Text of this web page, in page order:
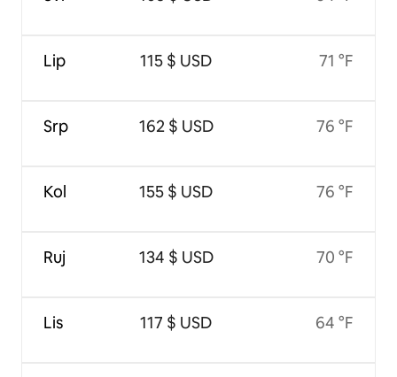
Lip
Srp
Kol
Ruj
Lis
115 $ USD
162 $ USD
155 $ USD
134 $ USD
117 $ USD
71 °F
76 °F
76 °F
70 °F
64 °F